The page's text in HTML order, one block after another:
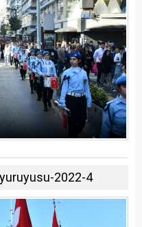
2022-4